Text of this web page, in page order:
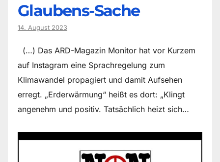
Glaubens-Sache
14. August 2023
(…) Das ARD-Magazin Monitor hat vor Kurzem
auf Instagram eine Sprachregelung zum
Klimawandel propagiert und damit Aufsehen
erregt. „Erderwärmung“ heißt es dort: „Klingt
angenehm und positiv. Tatsächlich heizt sich…